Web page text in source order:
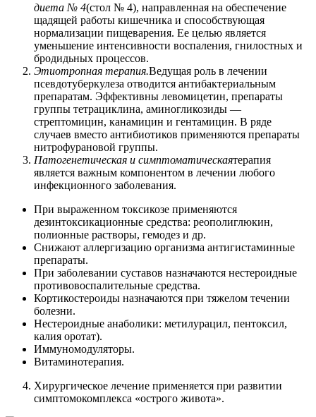
диета № 4(стол № 4), направленная на обеспечение
щадящей работы кишечника и способствующая
нормализации пищеварения. Ее целью является
уменьшение интенсивности воспаления, гнилостных и
бродидьных процессов.
Этиотропная терапия.Ведущая роль в лечении
псевдотуберкулеза отводится антибактериальным
препаратам. Эффективны левомицетин, препараты
группы тетрациклина, аминогликозиды —
стрептомицин, канамицин и гентамицин. В ряде
случаев вместо антибиотиков применяются препараты
нитрофурановой группы.
Патогенетическая и симптоматическаятерапия
является важным компонентом в лечении любого
инфекционного заболевания.
При выраженном токсикозе применяются
дезинтоксикационные средства: реополиглюкин,
полионные растворы, гемодез и др.
Снижают аллергизацию организма антигистаминные
препараты.
При заболевании суставов назначаются нестероидные
противовоспалительные средства.
Кортикостероиды назначаются при тяжелом течении
болезни.
Нестероидные анаболики: метилурацил, пентоксил,
калия оротат).
Иммуномодуляторы.
Витаминотерапия.
Хирургическое лечение применяется при развитии
симптомокомплекса «острого живота».